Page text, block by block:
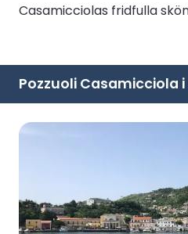
Casamicciolas fridfulla
Pozzuoli Casamicciola